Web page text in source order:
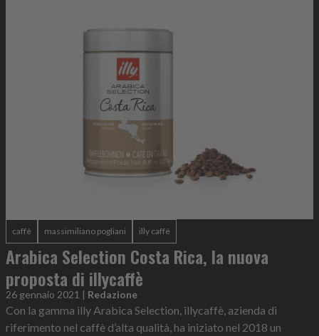
caffè massimiliano pogliani illy caffè
Arabica Selection Costa Rica, la nuova
proposta di illycaffè
26 gennaio 2021 | Redazione
Con la gamma illy Arabica Selection, illycaffè, azienda di
riferimento nel caffè d’alta qualità, ha iniziato nel 2018 un